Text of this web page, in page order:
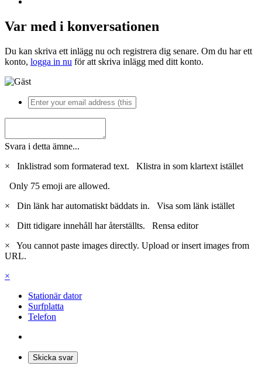
Var med i konversationen
Du kan skriva ett inlägg nu och registrera dig senare. Om du har ett
konto, logga in nu för att skriva inlägg med ditt konto.
Svara i detta ämne...
×
Inklistrad som formaterad text. Klistra in som klartext istället
Only 75 emoji are allowed.
×
Din länk har automatiskt bäddats in. Visa som länk istället
×
Ditt tidigare innehåll har återställts. Rensa editor
×
You cannot paste images directly. Upload or insert images from
URL.
×
Stationär dator
Surfplatta
Telefon
Skicka svar